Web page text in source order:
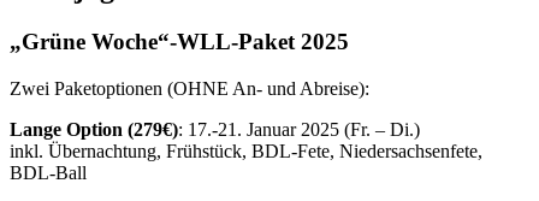
„Grüne Woche“-WLL-Paket 2025
Zwei Paketoptionen (OHNE An- und Abreise):
Lange Option (279€): 17.-21. Januar 2025 (Fr. – Di.)
inkl. Übernachtung, Frühstück, BDL-Fete, Niedersachsenfete,
BDL-Ball